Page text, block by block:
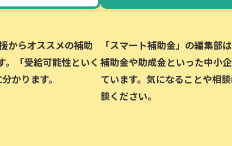
からオススメの補助
「受給可能性といく
かります。
「スマート補助金」の編集部
補助金や助成金といった中小
ています。気になることや相
談ください。